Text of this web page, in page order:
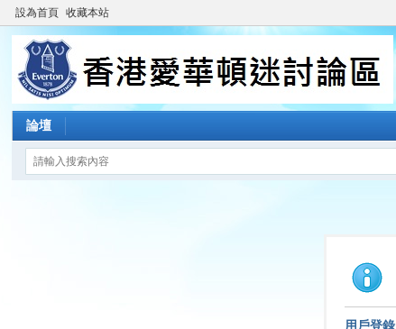
設為首頁 收藏本站
論壇
用戶登錄